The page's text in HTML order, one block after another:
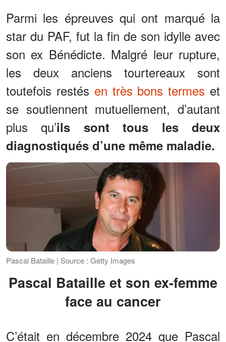
Parmi les épreuves qui ont marqué la
star du PAF, fut la fin de son idylle avec
son ex Bénédicte. Malgré leur rupture,
les deux anciens tourtereaux sont
toutefois restés en très bons termes et
se soutiennent mutuellement, d’autant
plus qu’ils sont tous les deux
diagnostiqués d’une même maladie.
Pascal Bataille | Source : Getty Images
Pascal Bataille et son ex-femme
face au cancer
C’était en décembre 2024 que Pascal